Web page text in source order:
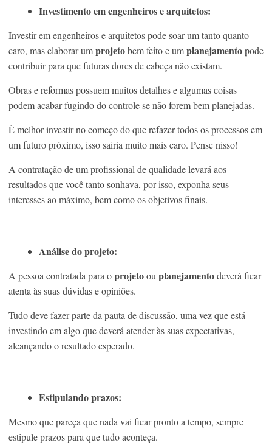
Investimento em engenheiros e arquitetos:
Investir em engenheiros e arquitetos pode soar um tanto quanto
caro, mas elaborar umprojetobem feito e umplanejamentopode
contribuir para que futuras dores de cabeça não existam.
Obras e reformas possuem muitos detalhes e algumas coisas
podem acabar fugindo do controle se não forem bem planejadas.
É melhor investir no começo do que refazer todos os processos em
um futuro próximo, isso sairia muito mais caro. Pense nisso!
A contratação de um profissional de qualidade levará aos
resultados que você tanto sonhava, por isso, exponha seus
interesses ao máximo, bem como os objetivos finais.
Análise do projeto:
A pessoa contratada para oprojetoou planejamentodeverá ficar
atenta às suas dúvidas e opiniões.
Tudo deve fazer parte da pauta de discussão, uma vez que está
investindo em algo que deverá atender às suas expectativas,
alcançando o resultado esperado.
Estipulando prazos:
Mesmo que pareça que nada vai ficar pronto a tempo, sempre
estipule prazos para que tudo aconteça.